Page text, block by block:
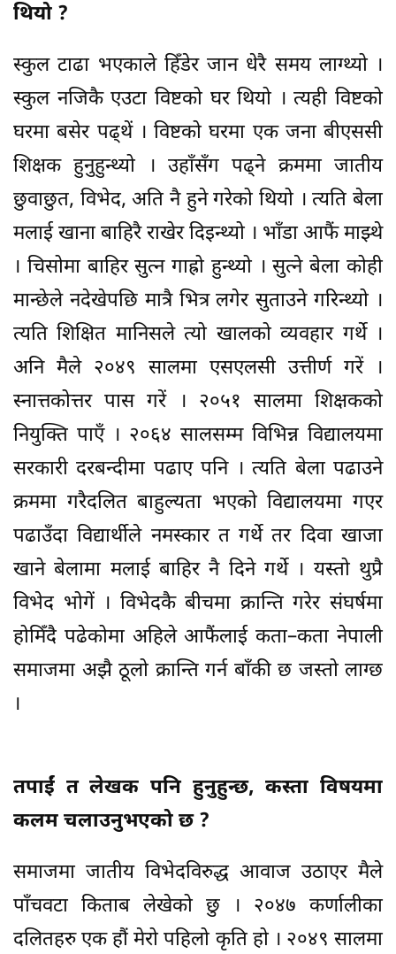
थियो ?
स्कुल टाढा भएकाले हिँडेर जान धेरै समय लाग्थ्यो ।
स्कुल नजिकै एउटा विष्टको घर थियो । त्यही विष्टको
घरमा बसेर पढ्थें । विष्टको घरमा एक जना बीएससी
शिक्षक हुनुहुन्थ्यो । उहाँसँग पढ्ने क्रममा जातीय
छुवाछुत, विभेद, अति नै हुने गरेको थियो । त्यति बेला
मलाई खाना बाहिरै राखेर दिइन्थ्यो । भाँडा आफैं माझ्थे
। चिसोमा बाहिर सुत्न गाह्रो हुन्थ्यो । सुत्ने बेला कोही
मान्छेले नदेखेपछि मात्रै भित्र लगेर सुताउने गरिन्थ्यो ।
त्यति शिक्षित मानिसले त्यो खालको व्यवहार गर्थे ।
अनि मैले २०४९ सालमा एसएलसी उत्तीर्ण गरें ।
स्नात्तकोत्तर पास गरें । २०५१ सालमा शिक्षकको
नियुक्ति पाएँ । २०६४ सालसम्म विभिन्न विद्यालयमा
सरकारी दरबन्दीमा पढाए पनि । त्यति बेला पढाउने
क्रममा गरैदलित बाहुल्यता भएको विद्यालयमा गएर
पढाउँदा विद्यार्थीले नमस्कार त गर्थे तर दिवा खाजा
खाने बेलामा मलाई बाहिर नै दिने गर्थे । यस्तो थुप्रै
विभेद भोगें । विभेदकै बीचमा क्रान्ति गरेर संघर्षमा
होमिँदै पढेकोमा अहिले आफैंलाई कता–कता नेपाली
समाजमा अझै ठूलो क्रान्ति गर्न बाँकी छ जस्तो लाग्छ
।
तपाईं त लेखक पनि हुनुहुन्छ, कस्ता विषयमा
कलम चलाउनुभएको छ ?
समाजमा जातीय विभेदविरुद्ध आवाज उठाएर मैले
पाँचवटा किताब लेखेको छु । २०४७ कर्णालीका
दलितहरु एक हौं मेरो पहिलो कृति हो । २०४९ सालमा